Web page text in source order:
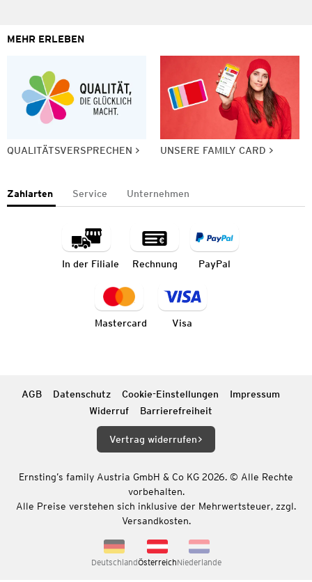
MEHR ERLEBEN
QUALITÄTSVERSPRECHEN UNSERE FAMILY CARD
Zahlarten Service Unternehmen
In der Filiale Rechnung PayPal
Mastercard Visa
AGB Datenschutz Cookie-Einstellungen
Impressum
Widerruf
Barrierefreiheit
Vertrag widerrufen
Ernsting’s family Austria GmbH & Co KG 2026. © Alle Rechte
vorbehalten.
Alle Preise verstehen sich inklusive der Mehrwertsteuer, zzgl.
Versandkosten.
DeutschlandÖsterreichNiederlande